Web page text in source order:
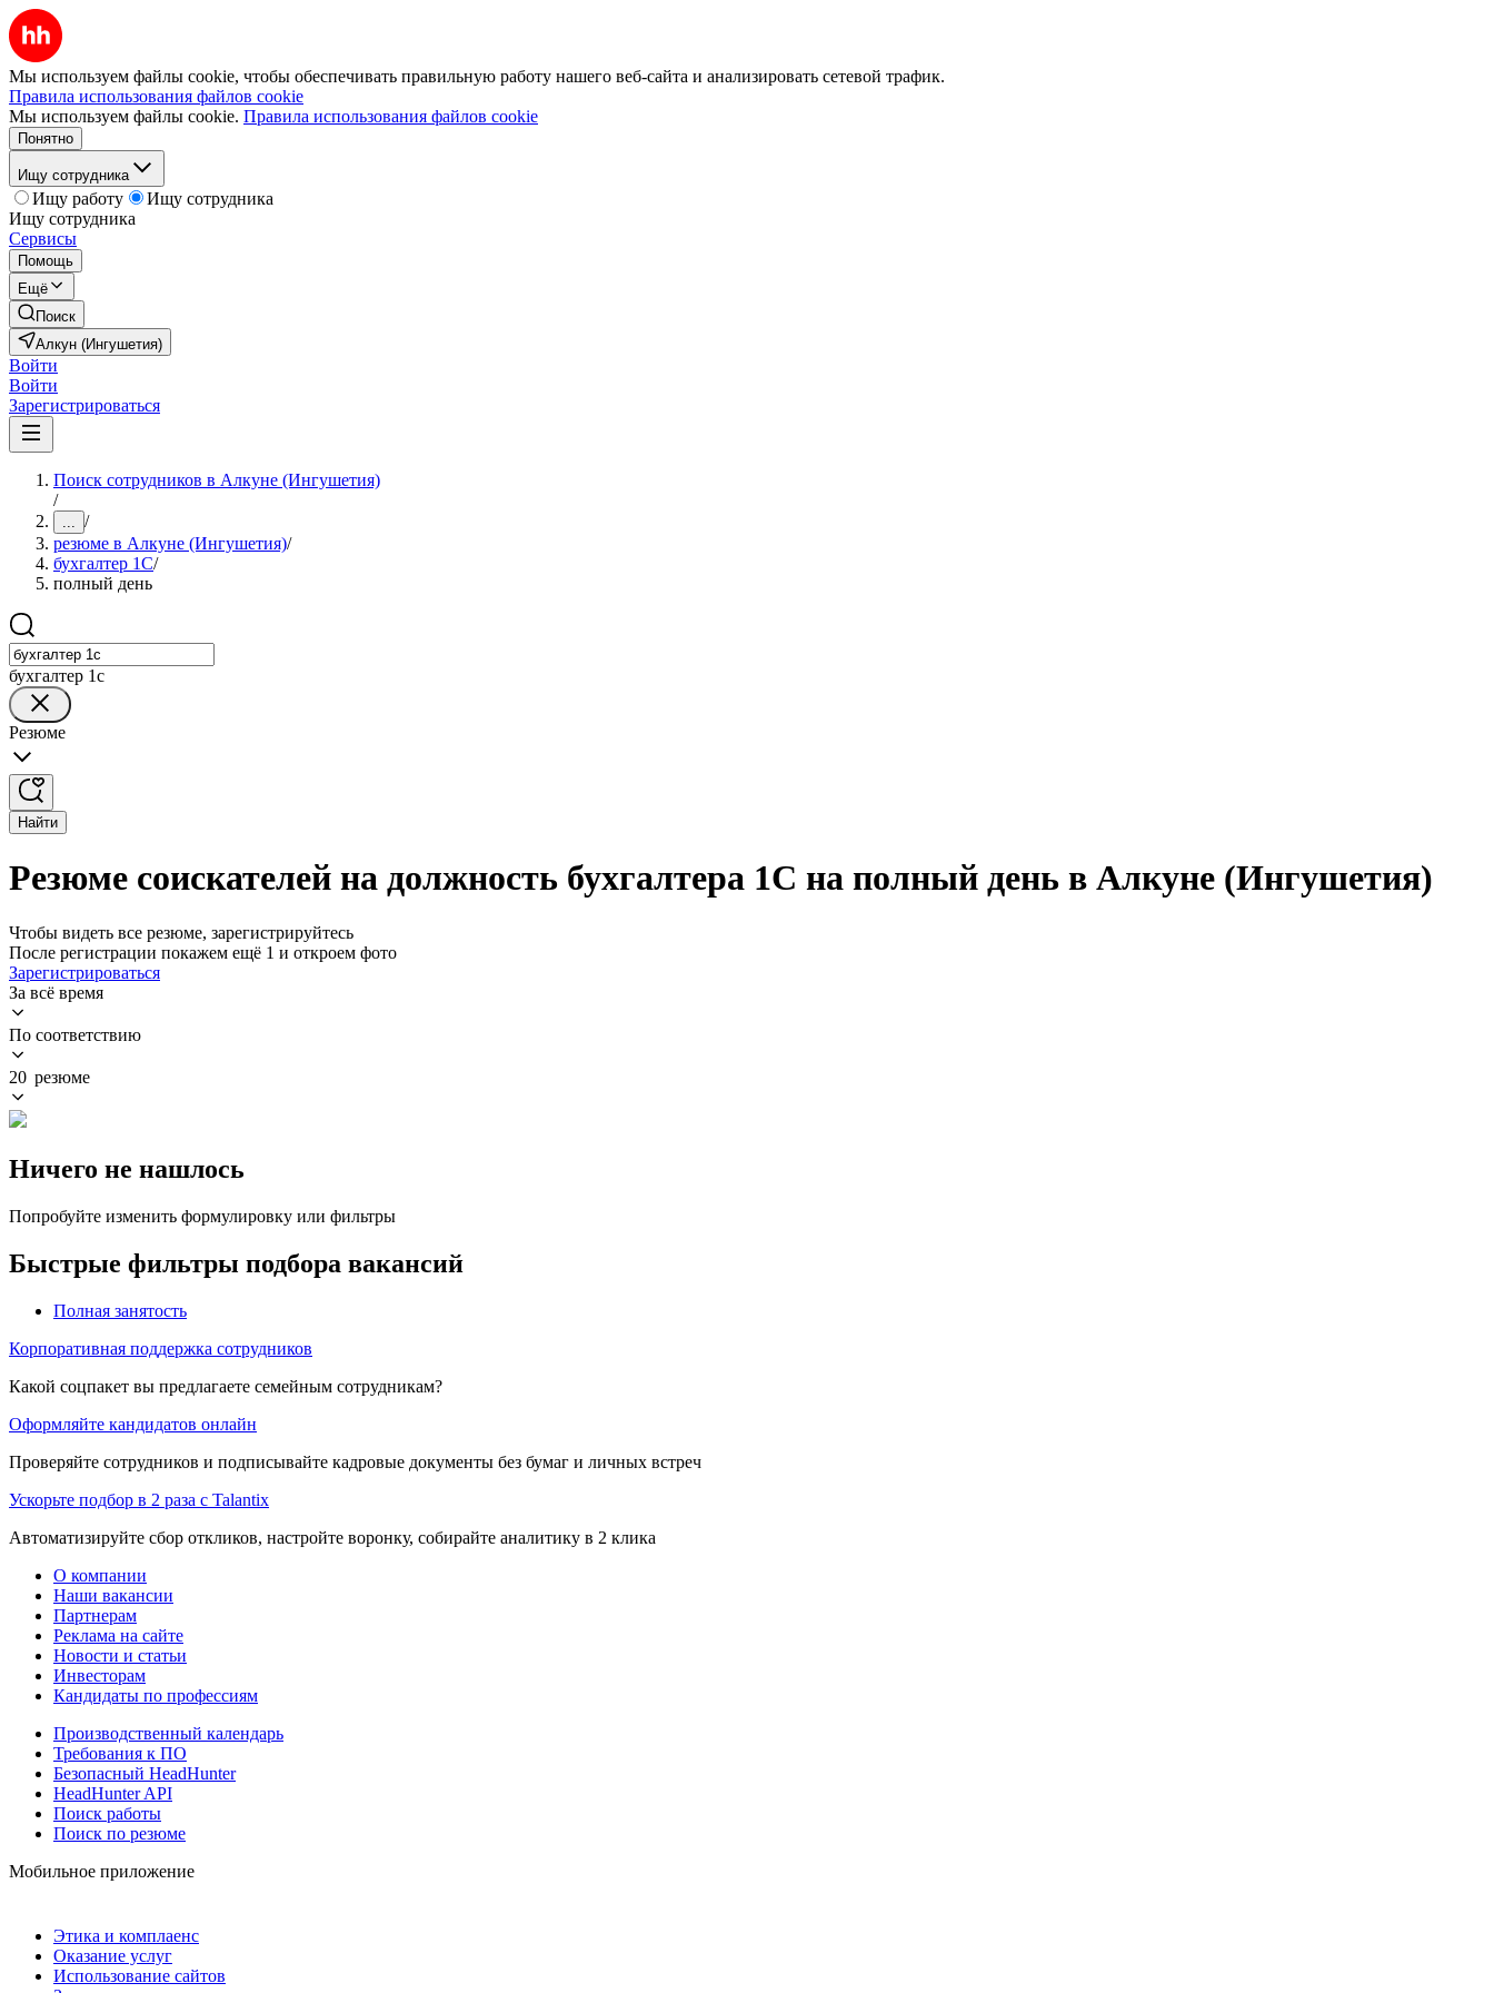
Мы используем файлы cookie, чтобы обеспечивать правильную работу нашего веб-сайта и анализировать сетевой трафик.
Правила использования файлов cookie
Мы используем файлы cookie. Правила использования файлов cookie
Понятно
Ищу сотрудника
Ищу работу
Ищу сотрудника
Ищу сотрудника
Сервисы
Помощь
Ещё
Поиск
Алкун (Ингушетия)
Войти
Войти
Зарегистрироваться
Поиск сотрудников в Алкуне (Ингушетия)
/
... /
резюме в Алкуне (Ингушетия)/
бухгалтер 1C/
полный день
бухгалтер 1c
Резюме
Найти
Резюме соискателей на должность бухгалтера 1C на полный день в Алкуне (Ингушетия)
Чтобы видеть все резюме, зарегистрируйтесь
После регистрации покажем ещё 1 и откроем фото
Зарегистрироваться
За всё время
По соответствию
20 резюме
Ничего не нашлось
Попробуйте изменить формулировку или фильтры
Быстрые фильтры подбора вакансий
Полная занятость
Корпоративная поддержка сотрудников
Какой соцпакет вы предлагаете семейным сотрудникам?
Оформляйте кандидатов онлайн
Проверяйте сотрудников и подписывайте кадровые документы без бумаг и личных встреч
Ускорьте подбор в 2 раза с Talantix
Автоматизируйте сбор откликов, настройте воронку, собирайте аналитику в 2 клика
О компании
Наши вакансии
Партнерам
Реклама на сайте
Новости и статьи
Инвесторам
Кандидаты по профессиям
Производственный календарь
Требования к ПО
Безопасный HeadHunter
HeadHunter API
Поиск работы
Поиск по резюме
Мобильное приложение
Этика и комплаенс
Оказание услуг
Использование сайтов